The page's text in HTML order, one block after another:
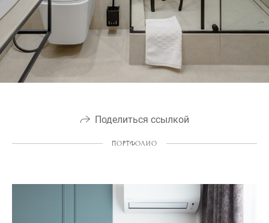
Поделиться ссылкой
ПОРТФОЛИО